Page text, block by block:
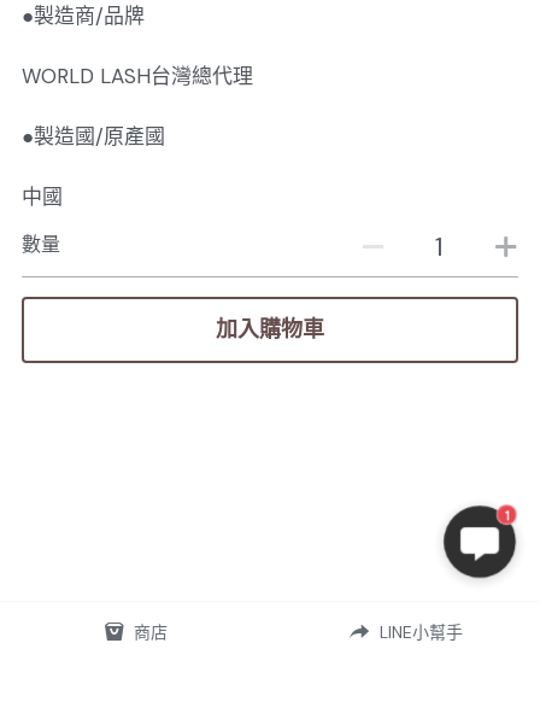
●製造商/品牌
WORLD LASH台灣總代理
●製造國/原產國
中國
數量
加入購物車
商店 LINE小幫手
1